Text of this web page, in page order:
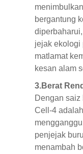
bergantung
jejak ekologi
matlamat
kesan alam
3.Berat
Dengan saiz
Cell-4
penjejak
menambah